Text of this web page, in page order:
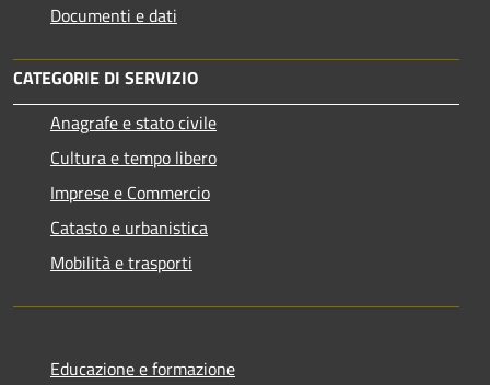
Documenti e dati
CATEGORIE DI SERVIZIO
Anagrafe e stato civile
Cultura e tempo libero
Imprese e Commercio
Catasto e urbanistica
Mobilità e trasporti
Educazione e formazione